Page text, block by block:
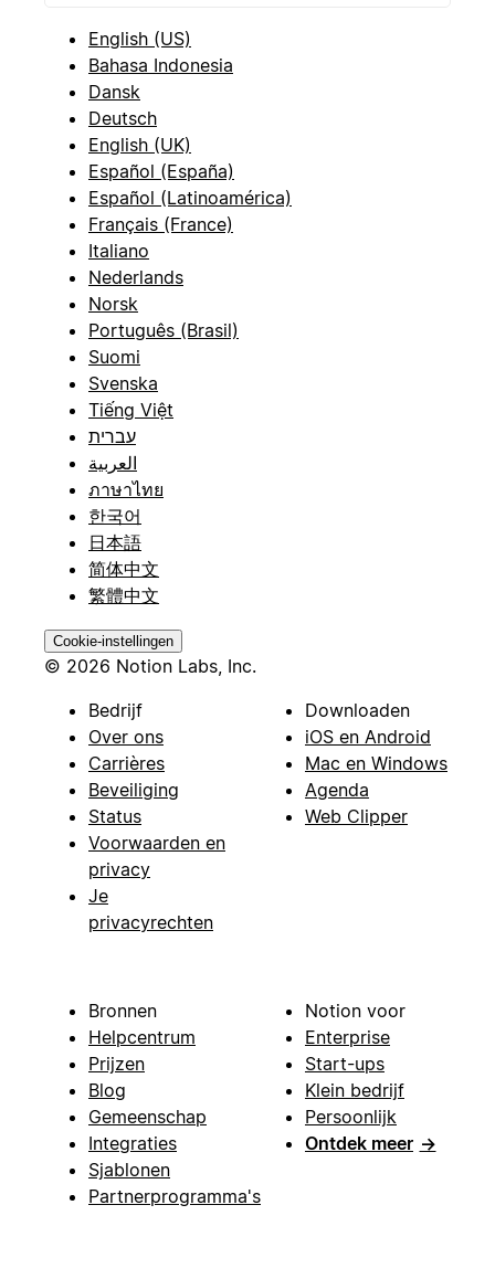
English (US)
Bahasa Indonesia
Dansk
Deutsch
English (UK)
Español (España)
Español (Latinoamérica)
Français (France)
Italiano
Nederlands
Norsk
Português (Brasil)
Suomi
Svenska
Tiếng Việt
עברית
العربية
ภาษาไทย
한국어
日本語
简体中文
繁體中文
Cookie-instellingen
© 2026 Notion Labs, Inc.
Bedrijf
Over ons
Carrières
Beveiliging
Status
Voorwaarden en
privacy
Je
privacyrechten
Downloaden
iOS en Android
Mac en Windows
Agenda
Web Clipper
Bronnen
Helpcentrum
Prijzen
Blog
Gemeenschap
Integraties
Sjablonen
Partnerprogramma's
Notion voor
Enterprise
Start-ups
Klein bedrijf
Persoonlijk
Ontdek meer →